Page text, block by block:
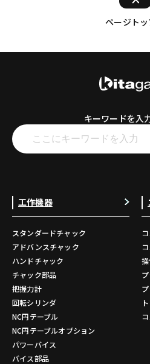
ページト
キーワードを入
工作機器
スタンダードチャック
アドバンスチャック
ハンドチャック
チャック部品
把握力計
回転シリンダ
NC円テーブル
NC円テーブルオプション
パワーバイス
バイス部品